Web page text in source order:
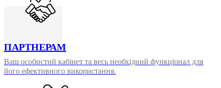
ПАРТНЕРАМ
Ваш особистий кабінет та весь необхідний функціонал для
його ефективного використання.